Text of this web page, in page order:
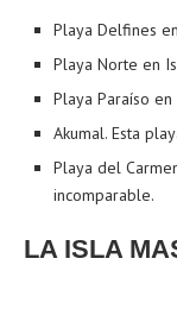
Playa Delfines
Playa Norte en
Playa Paraíso
Akumal. Esta
Playa del
incomparable.
LA ISLA